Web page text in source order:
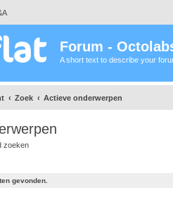
Forum -
A short text to describe your
Zoek Actieve onderwerpen
zoeken
gevonden.